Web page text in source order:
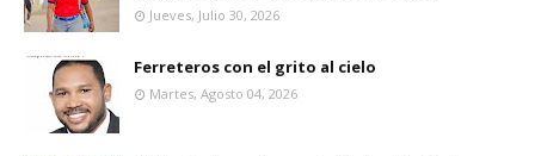
Jueves, Julio 30, 2026
Ferreteros con el grito al cielo
Martes, Agosto 04, 2026